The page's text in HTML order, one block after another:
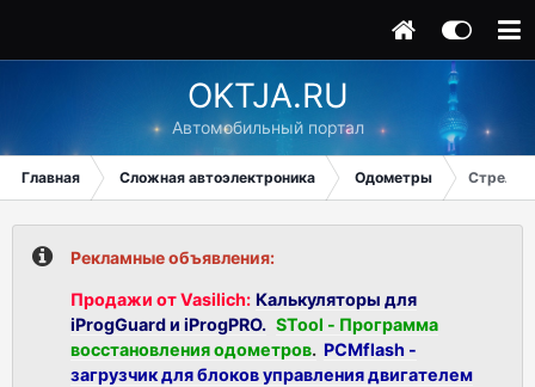
OKTJA.RU
Автомобильный портал
Главная Сложная автоэлектроника Одометры Стрелки
Рекламные объявления:
Продажи от Vasilich: Калькуляторы для
iProgGuard и iProgPRO. STool - Программа
восстановления одометров. PCMflash -
загрузчик для блоков управления двигателем